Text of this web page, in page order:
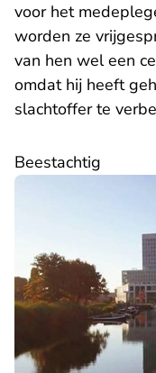
voor het
worden ze
van hen wel een
omdat hij heeft
slachtoffer te
Beestachtig